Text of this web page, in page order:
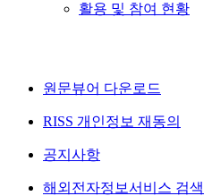
활용 및 참여 현황
원문뷰어 다운로드
RISS 개인정보 재동의
공지사항
해외전자정보서비스 검색